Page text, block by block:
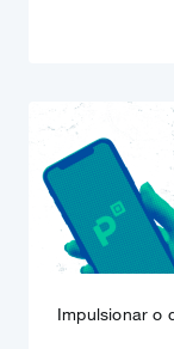
Impulsionar o